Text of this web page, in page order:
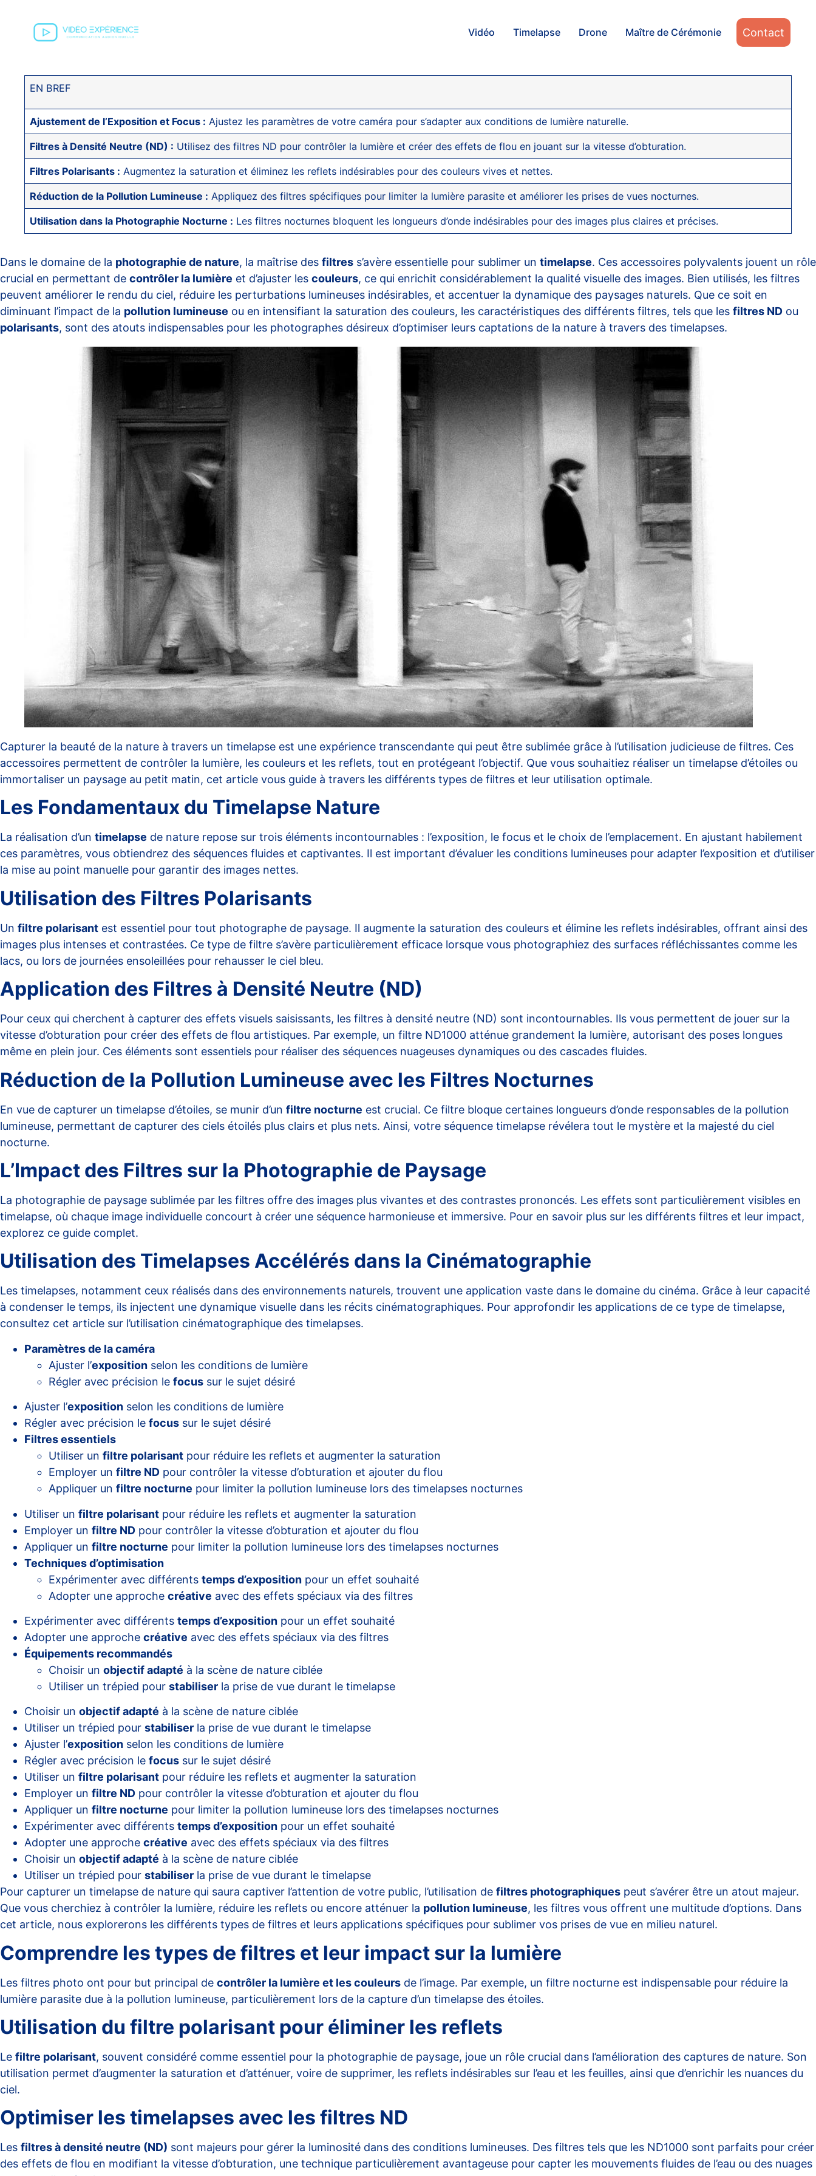
Vidéo Timelapse Drone Maître de Cérémonie Contact
EN BREF
Ajustement de l’Exposition et Focus : Ajustez les paramètres de votre caméra pour s’adapter aux conditions de lumière naturelle.
Filtres à Densité Neutre (ND) : Utilisez des filtres ND pour contrôler la lumière et créer des effets de flou en jouant sur la vitesse d’obturation.
Filtres Polarisants : Augmentez la saturation et éliminez les reflets indésirables pour des couleurs vives et nettes.
Réduction de la Pollution Lumineuse : Appliquez des filtres spécifiques pour limiter la lumière parasite et améliorer les prises de vues nocturnes.
Utilisation dans la Photographie Nocturne : Les filtres nocturnes bloquent les longueurs d’onde indésirables pour des images plus claires et précises.
Dans le domaine de la photographie de nature, la maîtrise des filtres s’avère essentielle pour sublimer un timelapse. Ces accessoires polyvalents jouent un rôle
crucial en permettant de contrôler la lumière et d’ajuster les couleurs, ce qui enrichit considérablement la qualité visuelle des images. Bien utilisés, les filtres
peuvent améliorer le rendu du ciel, réduire les perturbations lumineuses indésirables, et accentuer la dynamique des paysages naturels. Que ce soit en
diminuant l’impact de la pollution lumineuse ou en intensifiant la saturation des couleurs, les caractéristiques des différents filtres, tels que les filtres ND ou
polarisants, sont des atouts indispensables pour les photographes désireux d’optimiser leurs captations de la nature à travers des timelapses.
Capturer la beauté de la nature à travers un timelapse est une expérience transcendante qui peut être sublimée grâce à l’utilisation judicieuse de filtres. Ces
accessoires permettent de contrôler la lumière, les couleurs et les reflets, tout en protégeant l’objectif. Que vous souhaitiez réaliser un timelapse d’étoiles ou
immortaliser un paysage au petit matin, cet article vous guide à travers les différents types de filtres et leur utilisation optimale.
Les Fondamentaux du Timelapse Nature
La réalisation d’un timelapse de nature repose sur trois éléments incontournables : l’exposition, le focus et le choix de l’emplacement. En ajustant habilement
ces paramètres, vous obtiendrez des séquences fluides et captivantes. Il est important d’évaluer les conditions lumineuses pour adapter l’exposition et d’utiliser
la mise au point manuelle pour garantir des images nettes.
Utilisation des Filtres Polarisants
Un filtre polarisant est essentiel pour tout photographe de paysage. Il augmente la saturation des couleurs et élimine les reflets indésirables, offrant ainsi des
images plus intenses et contrastées. Ce type de filtre s’avère particulièrement efficace lorsque vous photographiez des surfaces réfléchissantes comme les
lacs, ou lors de journées ensoleillées pour rehausser le ciel bleu.
Application des Filtres à Densité Neutre (ND)
Pour ceux qui cherchent à capturer des effets visuels saisissants, les filtres à densité neutre (ND) sont incontournables. Ils vous permettent de jouer sur la
vitesse d’obturation pour créer des effets de flou artistiques. Par exemple, un filtre ND1000 atténue grandement la lumière, autorisant des poses longues
même en plein jour. Ces éléments sont essentiels pour réaliser des séquences nuageuses dynamiques ou des cascades fluides.
Réduction de la Pollution Lumineuse avec les Filtres Nocturnes
En vue de capturer un timelapse d’étoiles, se munir d’un filtre nocturne est crucial. Ce filtre bloque certaines longueurs d’onde responsables de la pollution
lumineuse, permettant de capturer des ciels étoilés plus clairs et plus nets. Ainsi, votre séquence timelapse révélera tout le mystère et la majesté du ciel
nocturne.
L’Impact des Filtres sur la Photographie de Paysage
La photographie de paysage sublimée par les filtres offre des images plus vivantes et des contrastes prononcés. Les effets sont particulièrement visibles en
timelapse, où chaque image individuelle concourt à créer une séquence harmonieuse et immersive. Pour en savoir plus sur les différents filtres et leur impact,
explorez ce guide complet.
Utilisation des Timelapses Accélérés dans la Cinématographie
Les timelapses, notamment ceux réalisés dans des environnements naturels, trouvent une application vaste dans le domaine du cinéma. Grâce à leur capacité
à condenser le temps, ils injectent une dynamique visuelle dans les récits cinématographiques. Pour approfondir les applications de ce type de timelapse,
consultez cet article sur l’utilisation cinématographique des timelapses.
Paramètres de la caméra
Ajuster l’exposition selon les conditions de lumière
Régler avec précision le focus sur le sujet désiré
Ajuster l’exposition selon les conditions de lumière
Régler avec précision le focus sur le sujet désiré
Filtres essentiels
Utiliser un filtre polarisant pour réduire les reflets et augmenter la saturation
Employer un filtre ND pour contrôler la vitesse d’obturation et ajouter du flou
Appliquer un filtre nocturne pour limiter la pollution lumineuse lors des timelapses nocturnes
Utiliser un filtre polarisant pour réduire les reflets et augmenter la saturation
Employer un filtre ND pour contrôler la vitesse d’obturation et ajouter du flou
Appliquer un filtre nocturne pour limiter la pollution lumineuse lors des timelapses nocturnes
Techniques d’optimisation
Expérimenter avec différents temps d’exposition pour un effet souhaité
Adopter une approche créative avec des effets spéciaux via des filtres
Expérimenter avec différents temps d’exposition pour un effet souhaité
Adopter une approche créative avec des effets spéciaux via des filtres
Équipements recommandés
Choisir un objectif adapté à la scène de nature ciblée
Utiliser un trépied pour stabiliser la prise de vue durant le timelapse
Choisir un objectif adapté à la scène de nature ciblée
Utiliser un trépied pour stabiliser la prise de vue durant le timelapse
Ajuster l’exposition selon les conditions de lumière
Régler avec précision le focus sur le sujet désiré
Utiliser un filtre polarisant pour réduire les reflets et augmenter la saturation
Employer un filtre ND pour contrôler la vitesse d’obturation et ajouter du flou
Appliquer un filtre nocturne pour limiter la pollution lumineuse lors des timelapses nocturnes
Expérimenter avec différents temps d’exposition pour un effet souhaité
Adopter une approche créative avec des effets spéciaux via des filtres
Choisir un objectif adapté à la scène de nature ciblée
Utiliser un trépied pour stabiliser la prise de vue durant le timelapse
Pour capturer un timelapse de nature qui saura captiver l’attention de votre public, l’utilisation de filtres photographiques peut s’avérer être un atout majeur.
Que vous cherchiez à contrôler la lumière, réduire les reflets ou encore atténuer la pollution lumineuse, les filtres vous offrent une multitude d’options. Dans
cet article, nous explorerons les différents types de filtres et leurs applications spécifiques pour sublimer vos prises de vue en milieu naturel.
Comprendre les types de filtres et leur impact sur la lumière
Les filtres photo ont pour but principal de contrôler la lumière et les couleurs de l’image. Par exemple, un filtre nocturne est indispensable pour réduire la
lumière parasite due à la pollution lumineuse, particulièrement lors de la capture d’un timelapse des étoiles.
Utilisation du filtre polarisant pour éliminer les reflets
Le filtre polarisant, souvent considéré comme essentiel pour la photographie de paysage, joue un rôle crucial dans l’amélioration des captures de nature. Son
utilisation permet d’augmenter la saturation et d’atténuer, voire de supprimer, les reflets indésirables sur l’eau et les feuilles, ainsi que d’enrichir les nuances du
ciel.
Optimiser les timelapses avec les filtres ND
Les filtres à densité neutre (ND) sont majeurs pour gérer la luminosité dans des conditions lumineuses. Des filtres tels que les ND1000 sont parfaits pour créer
des effets de flou en modifiant la vitesse d’obturation, une technique particulièrement avantageuse pour capter les mouvements fluides de l’eau ou des nuages